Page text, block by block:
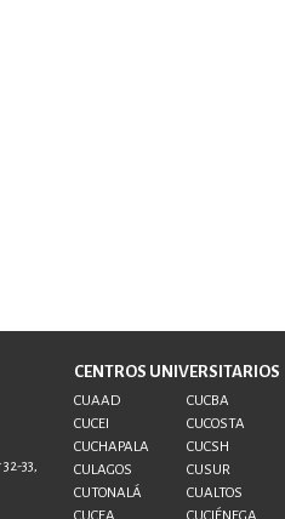
33,
CENTROS UNIVERSITARIOS
CUAAD
CUCBA
CUCEI
CUCOSTA
CUCHAPALA
CUCSH
CULAGOS
CUSUR
CUTONALÁ
CUALTOS